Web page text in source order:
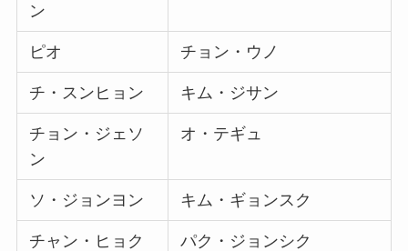
ン
ピオ チョン・ウノ
チ・スンヒョン キム・ジサン
チョン・ジェソ
ン
オ・テギュ
ソ・ジョンヨン キム・ギョンスク
チャン・ヒョク
パク・ジョンシク